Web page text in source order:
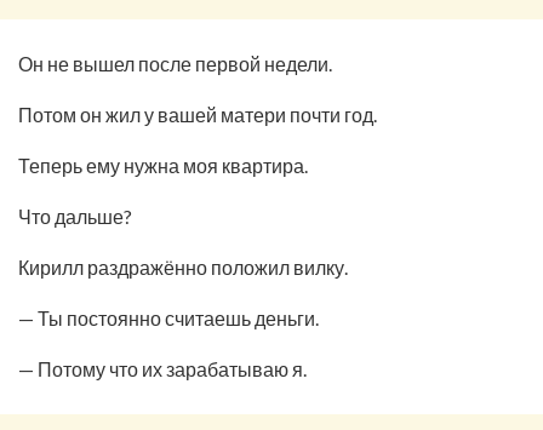
Он не вышел после первой недели.
Потом он жил у вашей матери почти год.
Теперь ему нужна моя квартира.
Что дальше?
Кирилл раздражённо положил вилку.
— Ты постоянно считаешь деньги.
— Потому что их зарабатываю я.